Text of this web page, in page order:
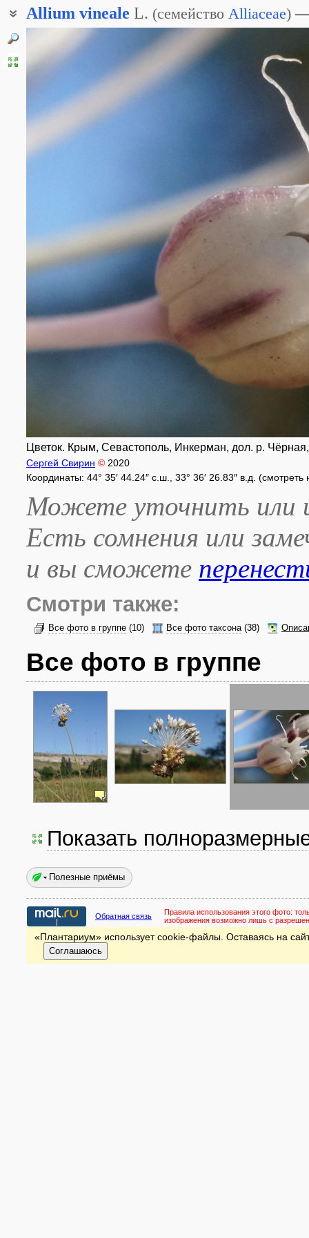
Allium vineale L. (семейство Alliaceae)
Лук виноградниковый
Лук виноградный
Цветок. Крым, Севастополь, Инкерман, дол. р. Чёрная,
Сергей Свирин © 2020
Координаты: 44° 35′ 44.24″ с.ш., 33° 36′ 26.83″ в.д. (смотреть
Можете уточнить или
Есть сомнения или
и вы сможете
Смотри также:
Все фото в группе (10) Все фото таксона(38)
Все фото в группе
Показать
Полезные приёмы
Обратная связь Правила использования этого фото:
изображения возможно лишь с
«Плантариум» использует cookie-файлы. Оставаясь на
Соглашаюсь